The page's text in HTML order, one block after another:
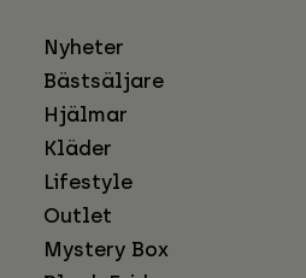
Nyheter
Bästsäljare
Hjälmar
Kläder
Lifestyle
Outlet
Mystery Box